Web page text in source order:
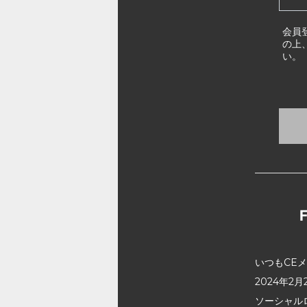
会員
の上
い。
いつもCE
2024年2月
ソーシャ